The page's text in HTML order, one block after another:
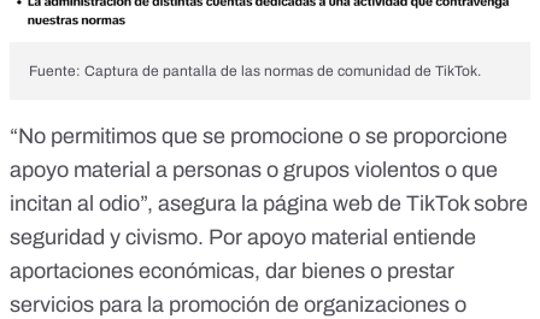
Fuente: Captura de pantalla de las normas de comunidad de TikTok.
“No permitimos que se promocione o se proporcione
apoyo material a personas o grupos violentos o que
incitan al odio”, asegura la página web de TikTok sobre
seguridad y civismo. Por apoyo material entiende
aportaciones económicas, dar bienes o prestar
servicios para la promoción de organizaciones o